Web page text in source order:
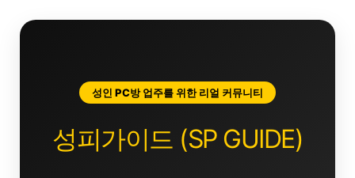
성인 PC방 업주를 위한 리얼 커뮤니티
성피가이드 (SP GUIDE)